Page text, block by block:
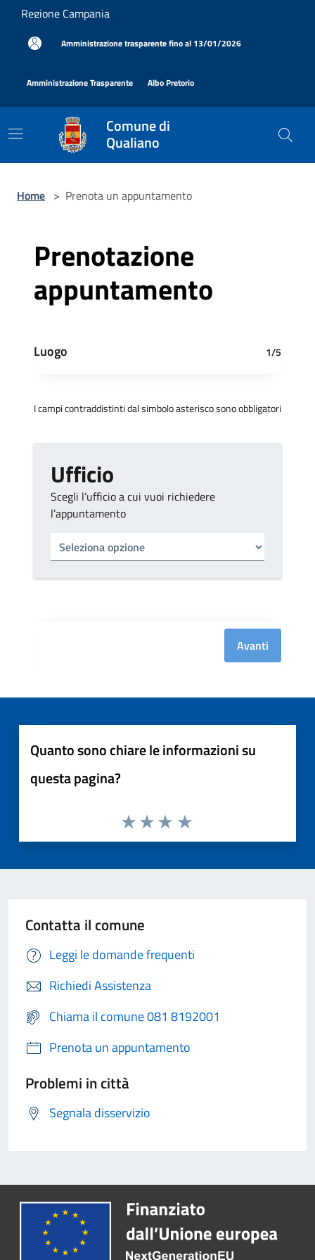
Salta al contenuto principale
Regione Campania
Amministrazione trasparente fino al 13/01/2026
Amministrazione Trasparente Albo Pretorio
Comune di
Qualiano
Home > Prenota un appuntamento
Prenotazione
appuntamento
Luogo 1/5
I campi contraddistinti dal simbolo asterisco sono obbligatori
Ufficio
Scegli l’ufficio a cui vuoi richiedere
l’appuntamento
Avanti
Quanto sono chiare le informazioni su
questa pagina?
Contatta il comune
Leggi le domande frequenti
Richiedi Assistenza
Chiama il comune 081 8192001
Prenota un appuntamento
Problemi in città
Segnala disservizio